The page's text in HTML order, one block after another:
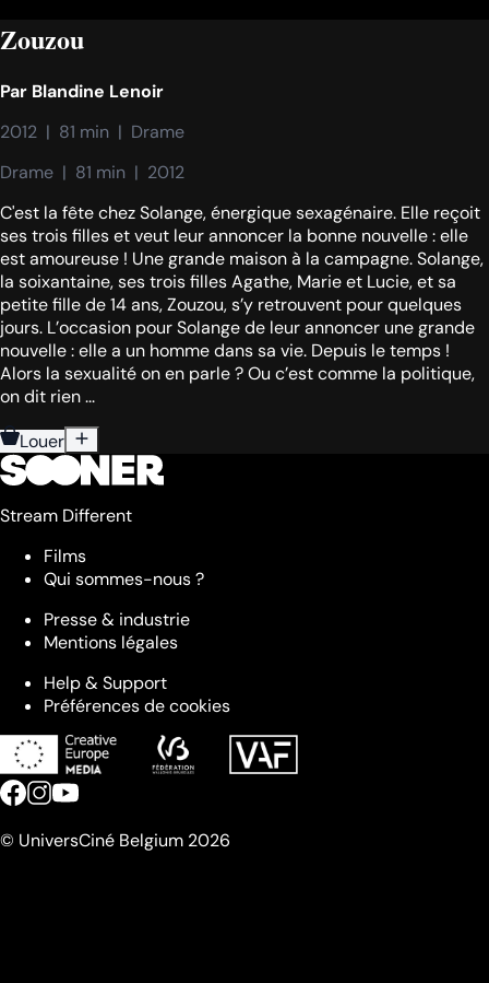
Zouzou
Par Blandine Lenoir
2012  |  81 min  |  Drame
Drame  |  81 min  |  2012
C'est la fête chez Solange, énergique sexagénaire. Elle reçoit
ses trois filles et veut leur annoncer la bonne nouvelle : elle
est amoureuse ! Une grande maison à la campagne. Solange,
la soixantaine, ses trois filles Agathe, Marie et Lucie, et sa
petite fille de 14 ans, Zouzou, s’y retrouvent pour quelques
jours. L’occasion pour Solange de leur annoncer une grande
nouvelle : elle a un homme dans sa vie. Depuis le temps !
Alors la sexualité on en parle ? Ou c’est comme la politique,
on dit rien ...
Louer
Stream Different
Films
Qui sommes-nous ?
Presse & industrie
Mentions légales
Help & Support
Préférences de cookies
© UniversCiné Belgium 2026